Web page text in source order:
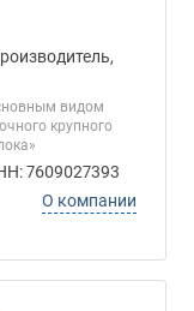
видом
крупного
7609027393
О компании